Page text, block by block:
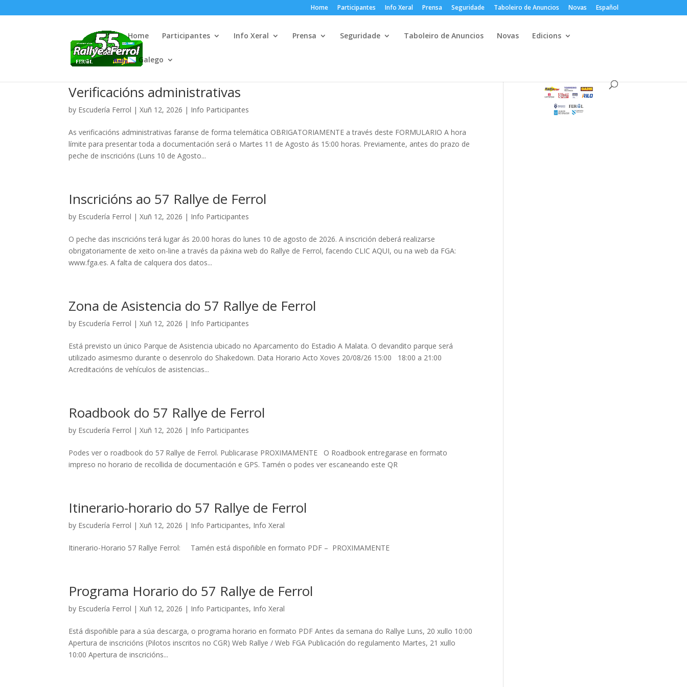
Home Participantes Info Xeral Prensa Seguridade Taboleiro de Anuncios Novas Español
Home Participantes Info Xeral Prensa Seguridade Taboleiro de Anuncios Novas Edicions
Galego
Verificacións administrativas
by Escudería Ferrol |Xuñ 12, 2026 | Info Participantes
As verificacións administrativas faranse de forma telemática OBRIGATORIAMENTE a través deste FORMULARIO A hora
límite para presentar toda a documentación será o Martes 11 de Agosto ás 15:00 horas. Previamente, antes do prazo de
peche de inscricións (Luns 10 de Agosto...
Inscricións ao 57 Rallye de Ferrol
by Escudería Ferrol |Xuñ 12, 2026 | Info Participantes
O peche das inscricións terá lugar ás 20.00 horas do lunes 10 de agosto de 2026. A inscrición deberá realizarse
obrigatoriamente de xeito on-line a través da páxina web do Rallye de Ferrol, facendo CLIC AQUI, ou na web da FGA:
www.fga.es. A falta de calquera dos datos...
Zona de Asistencia do 57 Rallye de Ferrol
by Escudería Ferrol |Xuñ 12, 2026 | Info Participantes
Está previsto un único Parque de Asistencia ubicado no Aparcamento do Estadio A Malata. O devandito parque será
utilizado asimesmo durante o desenrolo do Shakedown. Data Horario Acto Xoves 20/08/26 15:00 18:00 a 21:00
Acreditacións de vehículos de asistencias...
Roadbook do 57 Rallye de Ferrol
by Escudería Ferrol |Xuñ 12, 2026 | Info Participantes
Podes ver o roadbook do 57 Rallye de Ferrol. Publicarase PROXIMAMENTE O Roadbook entregarase en formato
impreso no horario de recollida de documentación e GPS. Tamén o podes ver escaneando este QR
Itinerario-horario do 57 Rallye de Ferrol
by Escudería Ferrol |Xuñ 12, 2026 | Info Participantes, Info Xeral
Itinerario-Horario 57 Rallye Ferrol: Tamén está dispoñible en formato PDF – PROXIMAMENTE
Programa Horario do 57 Rallye de Ferrol
by Escudería Ferrol |Xuñ 12, 2026 | Info Participantes, Info Xeral
Está dispoñible para a súa descarga, o programa horario en formato PDF Antes da semana do Rallye Luns, 20 xullo 10:00
Apertura de inscricións (Pilotos inscritos no CGR) Web Rallye / Web FGA Publicación do regulamento Martes, 21 xullo
10:00 Apertura de inscricións...